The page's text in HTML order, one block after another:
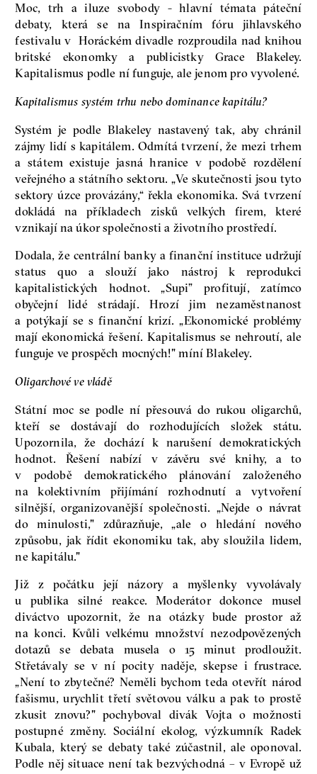
Moc, trh a iluze svobody - hlavní témata páteční
debaty, která se na Inspiračním fóru jihlavského
festivalu v Horáckém divadle rozproudila nad knihou
britské ekonomky a publicistky Grace Blakeley.
Kapitalismus podle ní funguje, ale jenom pro vyvolené.
Kapitalismus systém trhu nebo dominance kapitálu?
Systém je podle Blakeley nastavený tak, aby chránil
zájmy lidí s kapitálem. Odmítá tvrzení, že mezi trhem
a státem existuje jasná hranice v podobě rozdělení
veřejného a státního sektoru. „Ve skutečnosti jsou tyto
sektory úzce provázány,“ řekla ekonomika. Svá tvrzení
dokládá na příkladech zisků velkých firem, které
vznikají na úkor společnosti a životního prostředí.
Dodala, že centrální banky a finanční instituce udržují
status quo a slouží jako nástroj k reprodukci
kapitalistických hodnot. „Supi” profitují, zatímco
obyčejní lidé strádají. Hrozí jim nezaměstnanost
a potýkají se s finanční krizí. „Ekonomické problémy
mají ekonomická řešení. Kapitalismus se nehroutí, ale
funguje ve prospěch mocných!" míní Blakeley.
Oligarchové ve vládě
Státní moc se podle ní přesouvá do rukou oligarchů,
kteří se dostávají do rozhodujících složek státu.
Upozornila, že dochází k narušení demokratických
hodnot. Řešení nabízí v závěru své knihy, a to
v podobě demokratického plánování založeného
na kolektivním přijímání rozhodnutí a vytvoření
silnější, organizovanější společnosti. „Nejde o návrat
do minulosti," zdůrazňuje, „ale o hledání nového
způsobu, jak řídit ekonomiku tak, aby sloužila lidem,
ne kapitálu."
Již z počátku její názory a myšlenky vyvolávaly
u publika silné reakce. Moderátor dokonce musel
diváctvo upozornit, že na otázky bude prostor až
na konci. Kvůli velkému množství nezodpovězených
dotazů se debata musela o 15 minut prodloužit.
Střetávaly se v ní pocity naděje, skepse i frustrace.
„Není to zbytečné? Neměli bychom teda otevřít národ
fašismu, urychlit třetí světovou válku a pak to prostě
zkusit znovu?" pochyboval divák Vojta o možnosti
postupné změny. Sociální ekolog, výzkumník Radek
Kubala, který se debaty také zúčastnil, ale oponoval.
Podle něj situace není tak bezvýchodná – v Evropě už